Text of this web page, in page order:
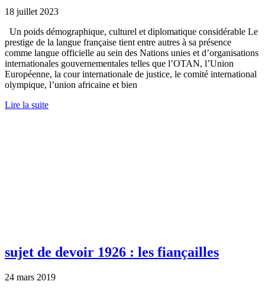
18 juillet 2023
Un poids démographique, culturel et diplomatique considérable Le
prestige de la langue française tient entre autres à sa présence
comme langue officielle au sein des Nations unies et d’organisations
internationales gouvernementales telles que l’OTAN, l’Union
Européenne, la cour internationale de justice, le comité international
olympique, l’union africaine et bien
Lire la suite
sujet de devoir 1926 : les fiançailles
24 mars 2019